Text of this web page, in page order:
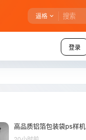
逼格
登录
高品质铝箔包装袋ps样机